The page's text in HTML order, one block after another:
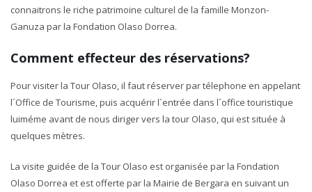
connaitrons le riche patrimoine culturel de la famille Monzon-
Ganuza par la Fondation Olaso Dorrea.
Comment effecteur des réservations?
Pour visiter la Tour Olaso, il faut réserver par télephone en appelant
l´Office de Tourisme, puis acquérir l´entrée dans l´office touristique
luiméme avant de nous diriger vers la tour Olaso, qui est située à
quelques mètres.
La visite guidée de la Tour Olaso est organisée par la Fondation
Olaso Dorrea et est offerte par la Mairie de Bergara en suivant un